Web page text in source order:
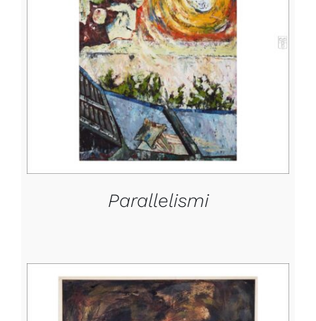
DETTAGLI
Parallelismi